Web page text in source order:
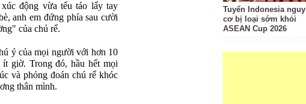
động vừa tếu táo lấy tay
anh em đứng phía sau cười
của chú rể.
ý của mọi người với hơn 10
giờ. Trong đó, hầu hết mọi
và phỏng đoán chú rể khóc
thân mình.
Tuyển Indonesia nguy
cơ bị loại sớm khỏi
ASEAN Cup 2026